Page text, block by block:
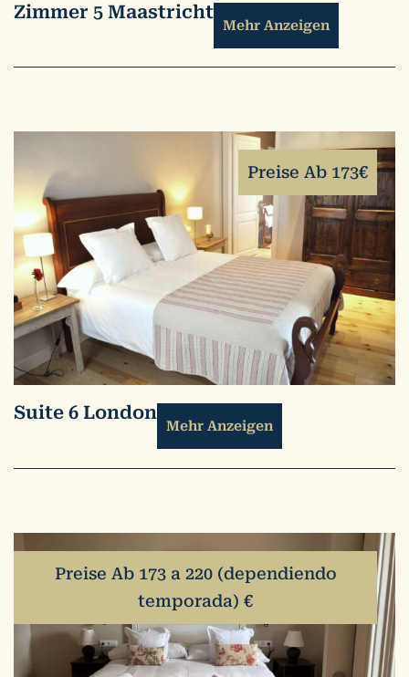
Zimmer 5 Maastricht
Mehr Anzeigen
Preise Ab 173€
Suite 6 London
Mehr Anzeigen
Preise Ab 173 a 220 (dependiendo
temporada) €